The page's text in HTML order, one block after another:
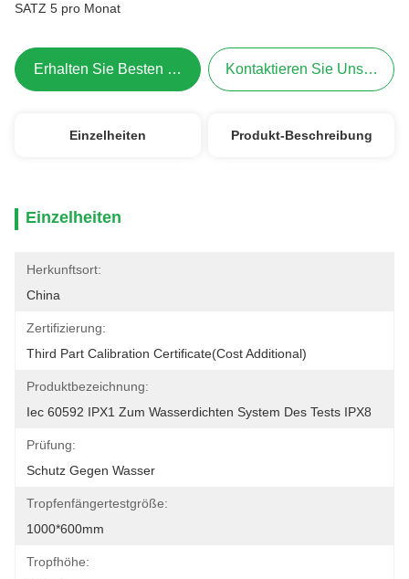
SATZ 5 pro Monat
Erhalten Sie Besten Preis Kontaktieren Sie Uns Jetzt
Einzelheiten Produkt-Beschreibung
Einzelheiten
Herkunftsort:
China
Zertifizierung:
Third Part Calibration Certificate(cost Additional)
Produktbezeichnung:
Iec 60592 IPX1 Zum Wasserdichten System Des Tests IPX8
Prüfung:
Schutz Gegen Wasser
Tropfenfängertestgröße:
1000*600mm
Tropfhöhe: